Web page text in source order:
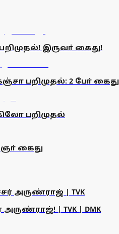
இருவா் கைது!
பறிமுதல்: 2 போ் கைது
பறிமுதல்
கைது
அருண்ராஜ் | TVK
| TVK | DMK